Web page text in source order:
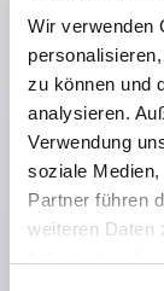
Wir verwenden
zu können und
analysieren.
Verwendung
soziale
Partner führen
weiteren Daten
Schutzarten
(IEC 60529)
UL- und
Normen.
Mit
Silhouette